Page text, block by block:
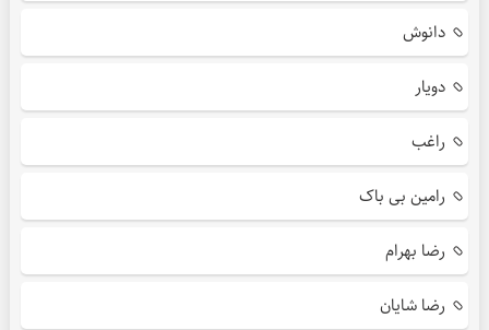
دانوش
دویار
راغب
رامین بی باک
رضا بهرام
رضا شایان